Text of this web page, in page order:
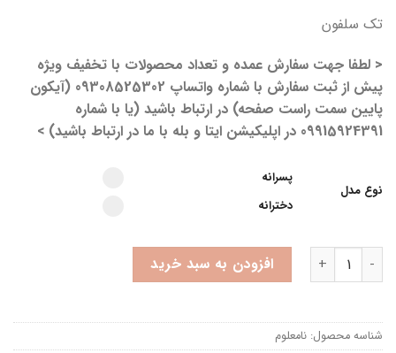
تک سلفون
< لطفا جهت سفارش عمده و تعداد محصولات با تخفیف ویژه
پیش از ثبت سفارش با شماره واتساپ 09308525302 (آیکون
پایین سمت راست صفحه) در ارتباط باشید (یا با شماره
09915924391 در اپلیکیشن ایتا و بله با ما در ارتباط باشید) >
نوع مدل
Select pa_model
پسرانه
پسرانه option for pa_model
دخترانه
دخترانه option for pa_model
دفترچه دکمه ای طرح کودک ♥️ | دخترانه و پسرانه | جلد نرم آستردار |
افزودن به سبد خرید
شناسه محصول: نامعلوم